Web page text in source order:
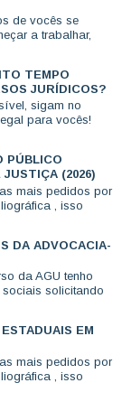
de vocês se
a trabalhar,
TEMPO
JURÍDICOS?
sigam no
para vocês!
PÚBLICO
(2026)
mais pedidos por
, isso
DA ADVOCACIA-
da AGU tenho
solicitando
EM
mais pedidos por
, isso